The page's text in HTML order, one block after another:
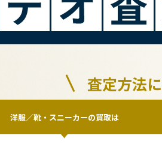
査定方法
洋服／靴・スニーカーの買取は